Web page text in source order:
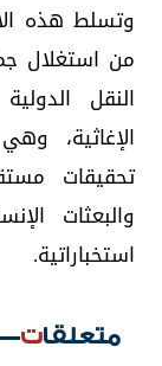
وتسلط هذه
من استغلال
النقل
الإغاثية،
تحقيقات
والبعثات
استخباراتية.
متعلقات